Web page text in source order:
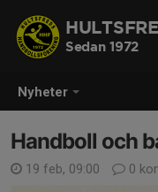
Nyheter
Sedan 1972
Handboll och
19 feb, 09:00 0